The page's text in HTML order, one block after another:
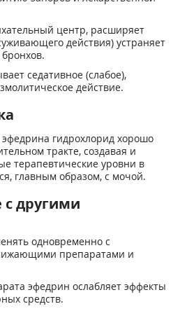
центр, расширяет
действия) устраняет
седативное (слабое),
действие.
гидрохлорид хорошо
тракте, создавая и
терапевтические уровни в
главным образом, с мочой.
с другими
одновременно с
препаратами и
эфедрин ослабляет эффекты
средств.